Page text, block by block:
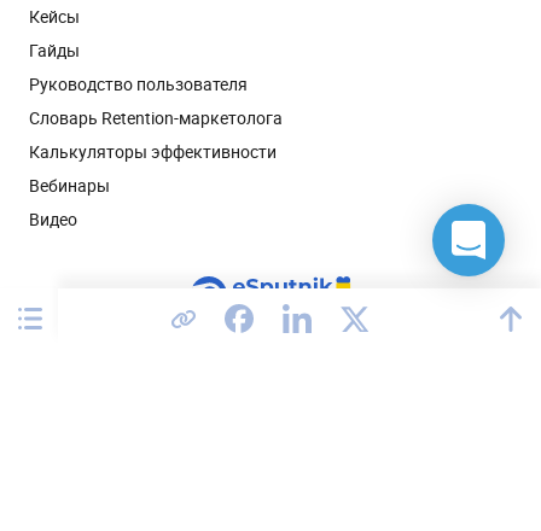
Кейсы
Гайды
Руководство пользователя
Словарь Retention-маркетолога
Калькуляторы эффективности
Вебинары
Видео